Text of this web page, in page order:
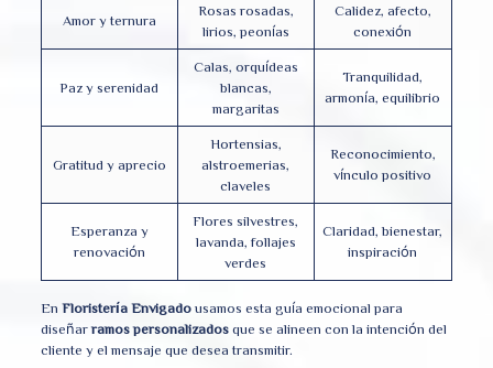
Amor y ternura
Rosas rosadas,
lirios, peonías
Calidez, afecto,
conexión
Paz y serenidad
Calas, orquídeas
blancas,
margaritas
Tranquilidad,
armonía, equilibrio
Gratitud y aprecio
Hortensias,
alstroemerias,
claveles
Reconocimiento,
vínculo positivo
Esperanza y
renovación
Flores silvestres,
lavanda, follajes
verdes
Claridad, bienestar,
inspiración
En Floristería Envigadousamos esta guía emocional para
diseñarramos personalizadosque se alineen con la intención del
cliente y el mensaje que desea transmitir.